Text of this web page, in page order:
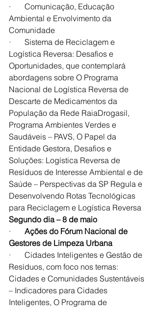
·       Comunicação, Educação
Ambiental e Envolvimento da
Comunidade
·       Sistema de Reciclagem e
Logística Reversa: Desafios e
Oportunidades, que contemplará
abordagens sobre O Programa
Nacional de Logística Reversa de
Descarte de Medicamentos da
População da Rede RaiaDrogasil,
Programa Ambientes Verdes e
Saudáveis – PAVS, O Papel da
Entidade Gestora, Desafios e
Soluções: Logística Reversa de
Resíduos de Interesse Ambiental e de
Saúde – Perspectivas da SP Regula e
Desenvolvendo Rotas Tecnológicas
para Reciclagem e Logística Reversa
Segundo dia – 8 de maio
· Ações do Fórum Nacional de
Gestores de Limpeza Urbana
·       Cidades Inteligentes e Gestão de
Resíduos, com foco nos temas:
Cidades e Comunidades Sustentáveis
– Indicadores para Cidades
Inteligentes, O Programa de